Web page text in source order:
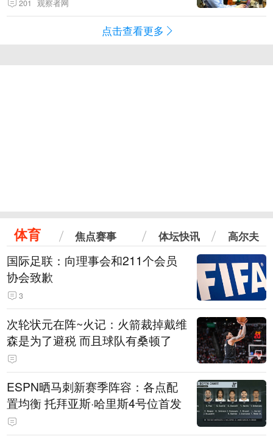
201 观察者网
点击查看更多
体育 焦点赛事 体坛快讯 高尔夫
国际足联：向理事会和211个会员
协会致歉
3
次轮状元在阵~火记：火箭裁掉戴维
森是为了避税 而且球队有桑顿了
ESPN晒马刺新赛季阵容：各点配
置均衡 托拜亚斯·哈里斯4号位首发